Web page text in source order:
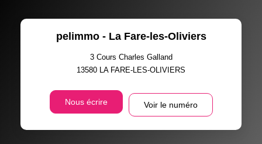
pelimmo - La Fare-les-Oliviers
3 Cours Charles Galland
13580 LA FARE-LES-OLIVIERS
Nous écrire Voir le numéro